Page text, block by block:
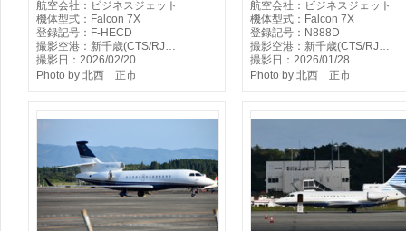
航空会社：ビジネスジェット
機体型式：Falcon 7X
登録記号：F-HECD
撮影空港：新千歳(CTS/RJ…
撮影日：2026/02/20
Photo by 北西 正市
航空会社：ビジネスジェット
機体型式：Falcon 7X
登録記号：N888D
撮影空港：新千歳(CTS/RJ…
撮影日：2026/01/28
Photo by 北西 正市